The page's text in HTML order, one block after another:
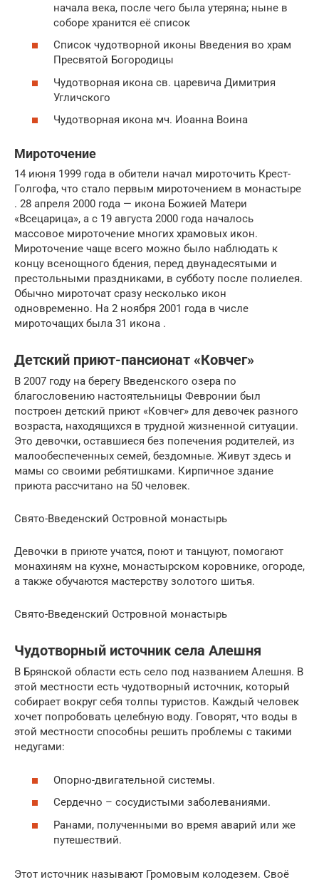
начала века, после чего была утеряна; ныне в
соборе хранится её список
Список чудотворной иконы Введения во храм
Пресвятой Богородицы
Чудотворная икона св. царевича Димитрия
Угличского
Чудотворная икона мч. Иоанна Воина
Мироточение
14 июня 1999 года в обители начал мироточить Крест-
Голгофа, что стало первым мироточением в монастыре
. 28 апреля 2000 года — икона Божией Матери
«Всецарица», а с 19 августа 2000 года началось
массовое мироточение многих храмовых икон.
Мироточение чаще всего можно было наблюдать к
концу всенощного бдения, перед двунадесятыми и
престольными праздниками, в субботу после полиелея.
Обычно мироточат сразу несколько икон
одновременно. На 2 ноября 2001 года в числе
мироточащих была 31 икона .
Детский приют-пансионат «Ковчег»
В 2007 году на берегу Введенского озера по
благословению настоятельницы Февронии был
построен детский приют «Ковчег» для девочек разного
возраста, находящихся в трудной жизненной ситуации.
Это девочки, оставшиеся без попечения родителей, из
малообеспеченных семей, бездомные. Живут здесь и
мамы со своими ребятишками. Кирпичное здание
приюта рассчитано на 50 человек.
Свято-Введенский Островной монастырь
Девочки в приюте учатся, поют и танцуют, помогают
монахиням на кухне, монастырском коровнике, огороде,
а также обучаются мастерству золотого шитья.
Свято-Введенский Островной монастырь
Чудотворный источник села Алешня
В Брянской области есть село под названием Алешня. В
этой местности есть чудотворный источник, который
собирает вокруг себя толпы туристов. Каждый человек
хочет попробовать целебную воду. Говорят, что воды в
этой местности способны решить проблемы с такими
недугами:
Опорно-двигательной системы.
Сердечно – сосудистыми заболеваниями.
Ранами, полученными во время аварий или же
путешествий.
Этот источник называют Громовым колодезем. Своё